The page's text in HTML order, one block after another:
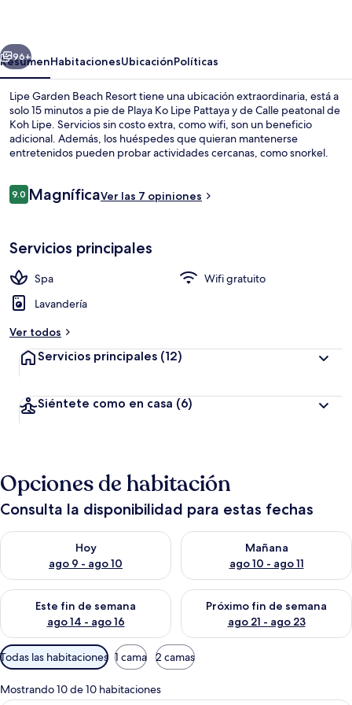
Siguiente
96+
ResumenHabitacionesUbicaciónPolíticas
Lipe Garden Beach Resort tiene una ubicación extraordinaria, está a
solo 15 minutos a pie de Playa Ko Lipe Pattaya y de Calle peatonal de
Koh Lipe. Servicios sin costo extra, como wifi, son un beneficio
adicional. Además, los huéspedes que quieran mantenerse
entretenidos pueden probar actividades cercanas, como snorkel.
Opiniones
9.09.0 de 10,
MagníficaVer las 7 opiniones
Servicios principales
Spa
Wifi gratuito
Lavandería
Ver todos
Servicios principales (12)
Siéntete como en casa (6)
Opciones de habitación
Consulta la disponibilidad para estas fechas
Hoy
ago 9 - ago 10
Consulta la disponibilidad para hoy ago 9 - ago 10
Mañana
ago 10 - ago 11
Consulta la disponibilidad
Este fin de semana
ago 14 - ago 16
Consulta la disponibilidad para este fin de semana ago 14 -
Próximo fin de semana
ago 21 - ago 23
Consulta la disponibilidad
Filtros
disponibles
para
las
Todas las habitaciones 1 cama 2 camas
Mostrando 10 de 10 habitaciones